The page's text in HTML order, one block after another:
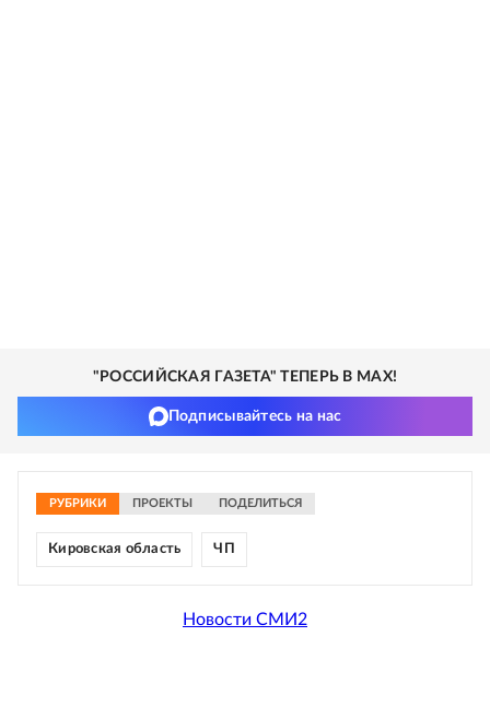
"РОССИЙСКАЯ ГАЗЕТА" ТЕПЕРЬ В MAX!
Подписывайтесь на нас
РУБРИКИ ПРОЕКТЫ ПОДЕЛИТЬСЯ
Кировская область ЧП
Новости СМИ2